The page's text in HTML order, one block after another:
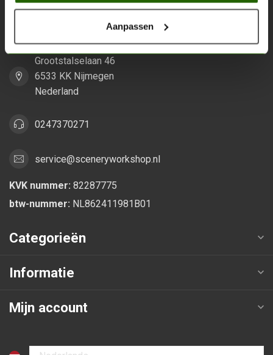
Aanpassen
Scenery Workshop BV
Alles voor je miniature wargaming en scenery
Grootstalselaan 46
6533 KK Nijmegen
Nederland
0247370271
service@sceneryworkshop.nl
KVK nummer: 82287775
btw-nummer: NL862411981B01
Categorieën
Informatie
Mijn account